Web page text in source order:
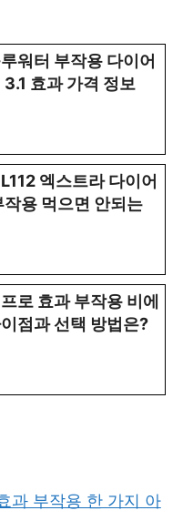
워터 부작용 다이어
3.1 효과 가격 정보
엑스트라 다이어
작용 먹으면 안되는
로 효과 부작용 비에
점과 선택 방법은?
과 부작용 한 가지 아